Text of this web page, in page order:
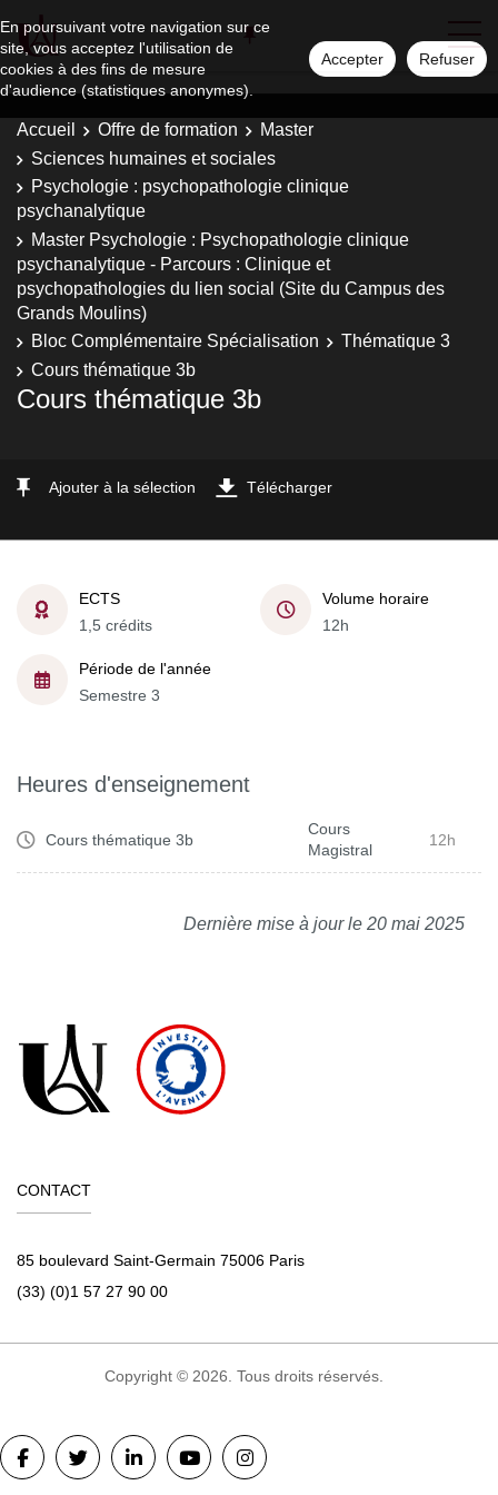
En poursuivant votre navigation sur ce
site, vous acceptez l'utilisation de
cookies à des fins de mesure
d'audience (statistiques anonymes).
Accepter Refuser
Accueil Offre de formation
Master
Sciences humaines et sociales
Psychologie : psychopathologie clinique
psychanalytique
Master Psychologie : Psychopathologie clinique
psychanalytique - Parcours : Clinique et
psychopathologies du lien social (Site du Campus des
Grands Moulins)
Bloc Complémentaire Spécialisation
Thématique 3
Cours thématique 3b
Cours thématique 3b
Ajouter à la sélection Télécharger
ECTS
1,5 crédits
Volume horaire
12h
Période de l'année
Semestre 3
Heures d'enseignement
Cours thématique 3b
Cours
Magistral
12h
Dernière mise à jour le 20 mai 2025
CONTACT
85 boulevard Saint-Germain 75006 Paris
(33) (0)1 57 27 90 00
Copyright © 2026. Tous droits réservés.